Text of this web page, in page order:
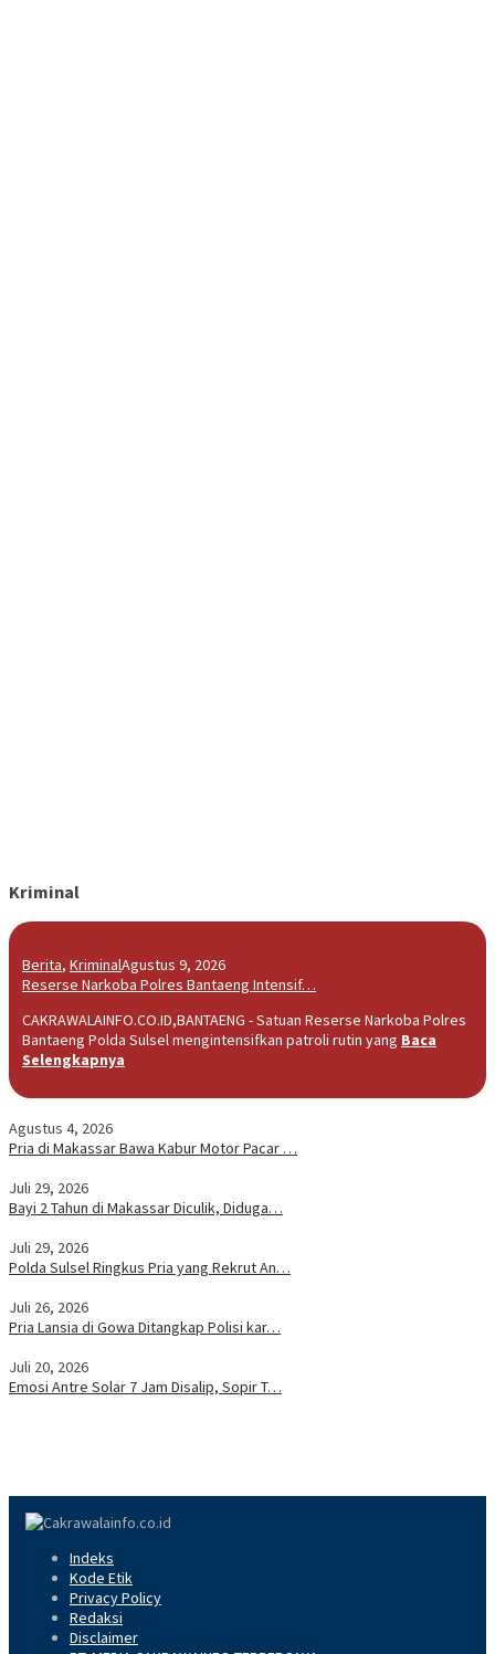
Kriminal
Berita, KriminalAgustus 9, 2026
Reserse Narkoba Polres Bantaeng Intensif…
CAKRAWALAINFO.CO.ID,BANTAENG - Satuan Reserse Narkoba Polres
Bantaeng Polda Sulsel mengintensifkan patroli rutin yang Baca
Selengkapnya
Agustus 4, 2026
Pria di Makassar Bawa Kabur Motor Pacar …
Juli 29, 2026
Bayi 2 Tahun di Makassar Diculik, Diduga…
Juli 29, 2026
Polda Sulsel Ringkus Pria yang Rekrut An…
Juli 26, 2026
Pria Lansia di Gowa Ditangkap Polisi kar…
Juli 20, 2026
Emosi Antre Solar 7 Jam Disalip, Sopir T…
Indeks
Kode Etik
Privacy Policy
Redaksi
Disclaimer